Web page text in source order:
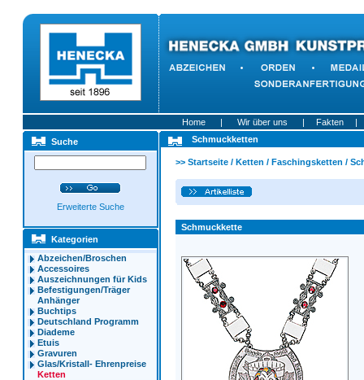
Home | Wir über uns | Fakten
|
Suche
Erweiterte Suche
Kategorien
Abzeichen/Broschen
Accessoires
Auszeichnungen für Kids
Befestigungen/Träger
Anhänger
Buchtips
Deutschland Programm
Diademe
Etuis
Gravuren
Glas/Kristall- Ehrenpreise
Ketten
Schmuckketten
>> Startseite/ Ketten / Faschingsketten /
Schmuckkette